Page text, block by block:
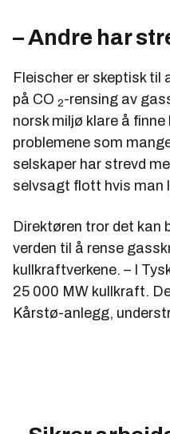
– Andre har
Fleischer er skeptisk til
på CO 2-rensing av
norsk miljø klare å
problemene som
selskaper har strevd
selvsagt flott hvis man
Direktøren tror det kan
verden til å rense
kullkraftverkene. – I
25 000 MW kullkraft.
Kårstø-anlegg,